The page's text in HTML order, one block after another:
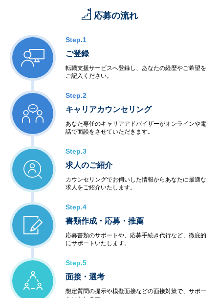
応募の流れ
Step.1
ご登録
転職支援サービスへ登録し、あなたの経歴やご希望を
ご記入ください。
Step.2
キャリアカウンセリング
あなた専任のキャリアアドバイザーがオンラインや電
話で面談をさせていただきます。
Step.3
求人のご紹介
カウンセリングでお伺いした情報からあなたに最適な
求人をご紹介いたします。
Step.4
書類作成・応募・推薦
応募書類のサポートや、応募手続き代行など、徹底的
にサポートいたします。
Step.5
面接・選考
想定質問の提示や模擬面接などの面接対策で、サポー